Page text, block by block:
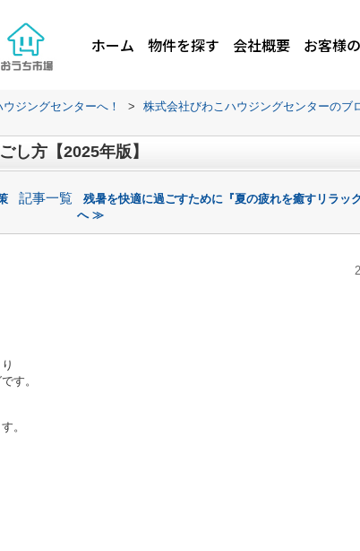
ホーム 物件を探す 会社概要 お客様
ジングセンターへ！ > 株式会社びわこハウジングセンターのブ
し方【2025年版】
記事一覧
残暑を快適に過ごすために『夏の疲れを癒すリラッ
へ ≫
す。
。